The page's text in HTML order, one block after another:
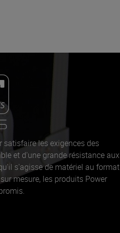
les exigences des
et d'une grande résistance aux
s'agisse de matériel au format
mesure, les produits Power